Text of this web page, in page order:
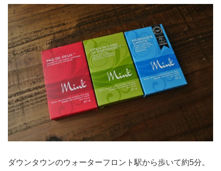
ダウンタウンのウォーターフロント駅から歩いて約5分。